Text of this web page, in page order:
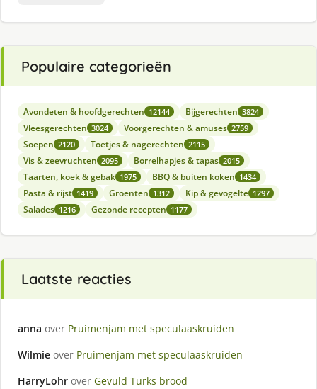
Populaire categorieën
Avondeten & hoofdgerechten 12144 Bijgerechten 3824
Vleesgerechten 3024 Voorgerechten & amuses 2759
Soepen 2120 Toetjes & nagerechten 2115
Vis & zeevruchten 2095 Borrelhapjes & tapas 2015
Taarten, koek & gebak 1975 BBQ & buiten koken 1434
Pasta & rijst 1419 Groenten 1312 Kip & gevogelte 1297
Salades 1216 Gezonde recepten 1177
Laatste reacties
anna over Pruimenjam met speculaaskruiden
Wilmie over Pruimenjam met speculaaskruiden
HarryLohr over Gevuld Turks brood